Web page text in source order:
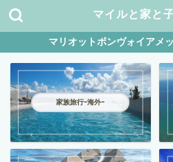
マイルと家と
マリオットボンヴォイアメ
家族旅行ｰ海外ｰ